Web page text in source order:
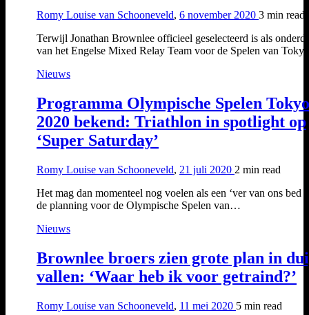
Romy Louise van Schooneveld, 6 november 2020 3 min read
Terwijl Jonathan Brownlee officieel geselecteerd is als
van het Engelse Mixed Relay Team voor de Spelen van
Nieuws
Programma Olympische Spelen Tokyo
2020 bekend: Triathlon in spotlight op
‘Super Saturday’
Romy Louise van Schooneveld, 21 juli 2020 2 min read
Het mag dan momenteel nog voelen als een ‘ver van ons bed
de planning voor de Olympische Spelen van…
Nieuws
Brownlee broers zien grote plan in
vallen: ‘Waar heb ik voor getraind?’
Romy Louise van Schooneveld, 11 mei 2020 5 min read